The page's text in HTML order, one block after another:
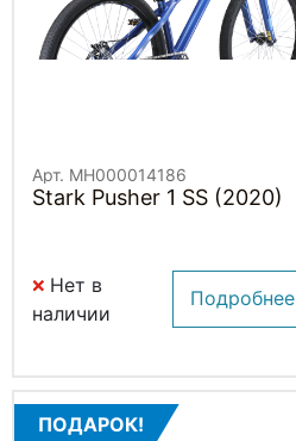
Арт. MH000014186
Stark Pusher 1 SS (2020)
Нет в
наличии
Подробнее
ПОДАРОК!